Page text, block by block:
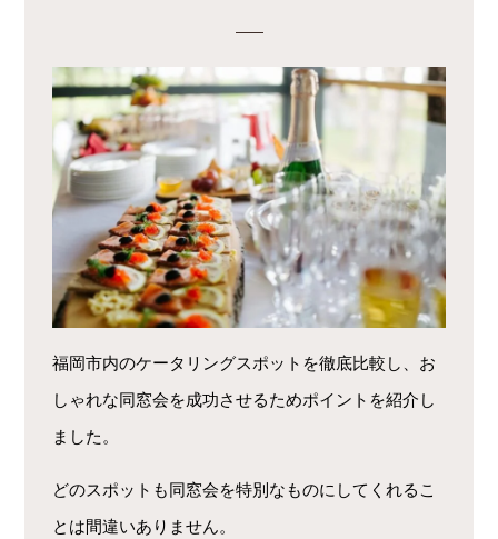
福岡市内のケータリングスポットを徹底比較し、お
しゃれな同窓会を成功させるためポイントを紹介し
ました。
どのスポットも同窓会を特別なものにしてくれるこ
とは間違いありません。